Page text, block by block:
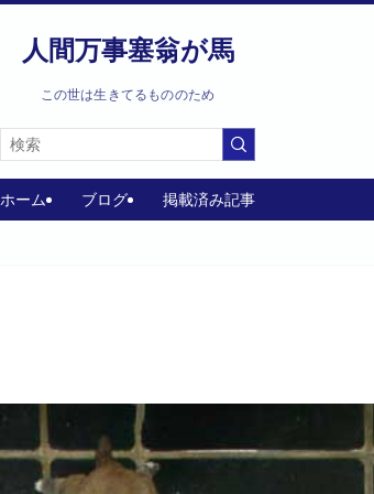
人間万事塞翁が馬
この世は生きてるもののため
ホーム ブログ 掲載済み記事